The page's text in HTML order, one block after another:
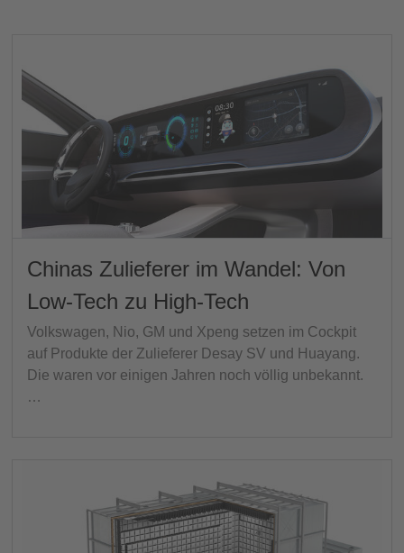
Chinas Zulieferer im Wandel: Von
Low-Tech zu High-Tech
Volkswagen, Nio, GM und Xpeng setzen im Cockpit
auf Produkte der Zulieferer Desay SV und Huayang.
Die waren vor einigen Jahren noch völlig unbekannt.
…